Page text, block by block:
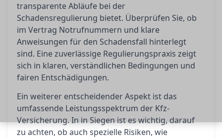
transparente Abläufe bei der
Schadensregulierung bietet. Überprüfen Sie, ob
im Vertrag Notrufnummern und klare
Anweisungen für den Schadensfall hinterlegt
sind. Eine zuverlässige Regulierungspraxis zeigt
sich in klaren, verständlichen Bedingungen und
fairen Entschädigungen.
Ein weiterer entscheidender Aspekt ist das
umfassende Leistungsspektrum der Kfz-
Versicherung. In in Siegen ist es wichtig, darauf
zu achten, ob auch spezielle Risiken, wie